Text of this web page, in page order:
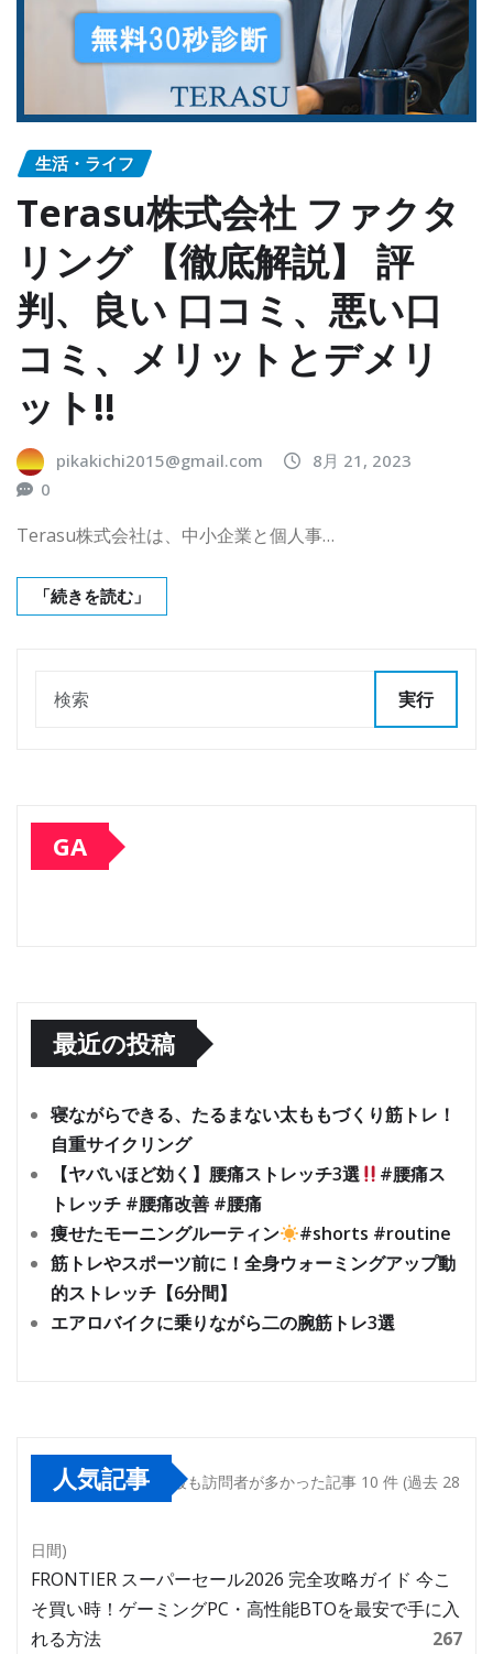
生活・ライフ
Terasu株式会社 ファクタ
リング 【徹底解説】 評
判、良い 口コミ、悪い口
コミ、メリットとデメリ
ット!!
pikakichi2015@gmail.com
8月 21, 2023
0
Terasu株式会社は、中小企業と個人事…
「続きを読む」
実行
GA
最近の投稿
寝ながらできる、たるまない太ももづくり筋トレ！
自重サイクリング
【ヤバいほど効く】腰痛ストレッチ3選
#腰痛ス
トレッチ #腰痛改善 #腰痛
痩せたモーニングルーティン
#shorts #routine
筋トレやスポーツ前に！全身ウォーミングアップ動
的ストレッチ【6分間】
エアロバイクに乗りながら二の腕筋トレ3選
人気記事 最も訪問者が多かった記事 10 件 (過去 28
日間)
FRONTIER スーパーセール2026 完全攻略ガイド 今こ
そ買い時！ゲーミングPC・高性能BTOを最安で手に入
れる方法
267